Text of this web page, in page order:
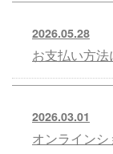
2026.05.28
お支払い方
2026.03.01
オンライン